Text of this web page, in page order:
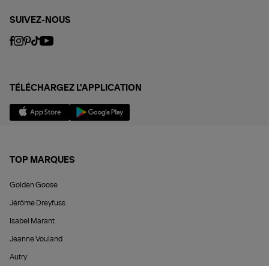
SUIVEZ-NOUS
TÉLÉCHARGEZ L'APPLICATION
TOP MARQUES
Golden Goose
Jérôme Dreyfuss
Isabel Marant
Jeanne Vouland
Autry